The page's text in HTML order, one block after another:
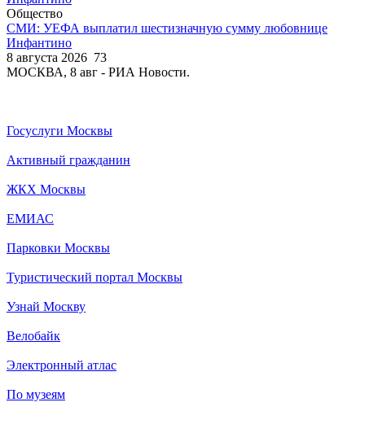
Общество
СМИ: УЕФА выплатил шестизначную сумму любовнице
Инфантино
8 августа 2026 73
МОСКВА, 8 авг - РИА Новости.
Госуслуги Москвы
Активный гражданин
ЖКХ Москвы
ЕМИАС
Парковки Москвы
Туристический портал Москвы
Узнай Москву
Велобайк
Электронный атлас
По музеям